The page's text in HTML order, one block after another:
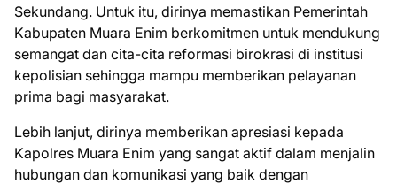
Sekundang. Untuk itu, dirinya memastikan Pemerintah
Kabupaten Muara Enim berkomitmen untuk mendukung
semangat dan cita-cita reformasi birokrasi di institusi
kepolisian sehingga mampu memberikan pelayanan
prima bagi masyarakat.
Lebih lanjut, dirinya memberikan apresiasi kepada
Kapolres Muara Enim yang sangat aktif dalam menjalin
hubungan dan komunikasi yang baik dengan